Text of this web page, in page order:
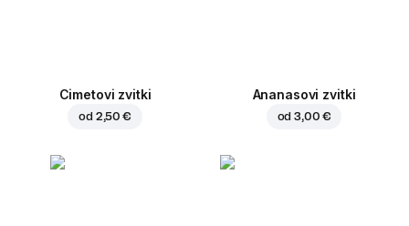
Cimetovi zvitki
od 2,50 €
Ananasovi zvitki
od3,00 €